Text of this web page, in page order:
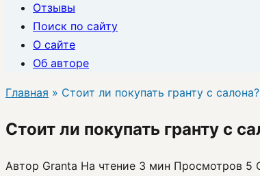
Отзывы
Поиск по сайту
О сайте
Об авторе
Главная » Стоит ли покупать гранту с
Стоит ли покупать гранту с
Автор Granta На чтение 3 мин Просмотров 5